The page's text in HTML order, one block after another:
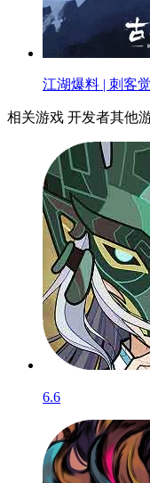
江湖爆料 | 刺客
相关游戏 开发者其他
6.6